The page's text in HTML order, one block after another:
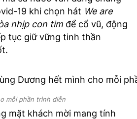
19 khi chọn hát We are
nhịp con tim để cổ vũ, động
tục giữ vững tinh thần
mỗi phần trình diễn
mặt khách mời mang tính